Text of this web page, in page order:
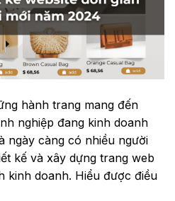
hành trang mang đến
nghiệp đang kinh doanh
ngày càng có nhiều người
kế và xây dựng trang web
kinh doanh. Hiểu được điều